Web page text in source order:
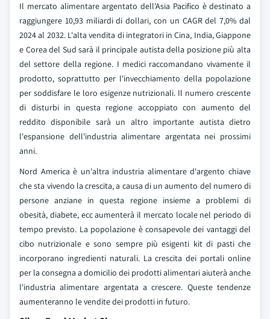
Il mercato alimentare argentato dell'Asia Pacifico è destinato a
raggiungere 10,93 miliardi di dollari, con un CAGR del 7,0% dal
2024 al 2032. L'alta vendita di integratori in Cina, India, Giappone
e Corea del Sud sarà il principale autista della posizione più alta
del settore della regione. I medici raccomandano vivamente il
prodotto, soprattutto per l'invecchiamento della popolazione
per soddisfare le loro esigenze nutrizionali. Il numero crescente
di disturbi in questa regione accoppiato con aumento del
reddito disponibile sarà un altro importante autista dietro
l'espansione dell'industria alimentare argentata nei prossimi
anni.
Nord America è un'altra industria alimentare d'argento chiave
che sta vivendo la crescita, a causa di un aumento del numero di
persone anziane in questa regione insieme a problemi di
obesità, diabete, ecc aumenterà il mercato locale nel periodo di
tempo previsto. La popolazione è consapevole dei vantaggi del
cibo nutrizionale e sono sempre più esigenti kit di pasti che
incorporano ingredienti naturali. La crescita dei portali online
per la consegna a domicilio dei prodotti alimentari aiuterà anche
l'industria alimentare argentata a crescere. Queste tendenze
aumenteranno le vendite dei prodotti in futuro.